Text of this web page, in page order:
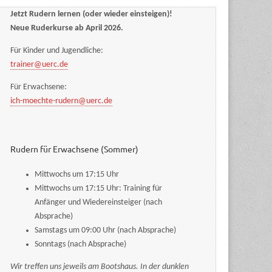
Jetzt Rudern lernen (oder wieder einsteigen)!
Neue Ruderkurse ab April 2026.
Für Kinder und Jugendliche:
trainer@uerc.de
Für Erwachsene:
ich-moechte-rudern@uerc.de
Rudern für Erwachsene (Sommer)
Mittwochs um 17:15 Uhr
Mittwochs um 17:15 Uhr: Training für
Anfänger und Wiedereinsteiger (nach
Absprache)
Samstags um 09:00 Uhr (nach Absprache)
Sonntags (nach Absprache)
Wir treffen uns jeweils am Bootshaus. In der dunklen